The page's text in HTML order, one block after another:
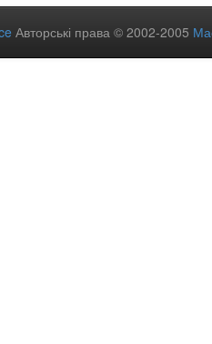
Авторські права © 2002-2005